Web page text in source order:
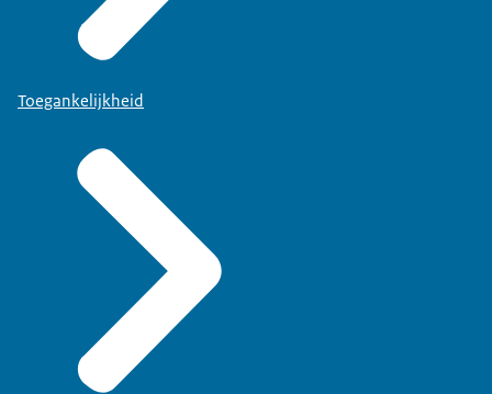
Toegankelijkheid